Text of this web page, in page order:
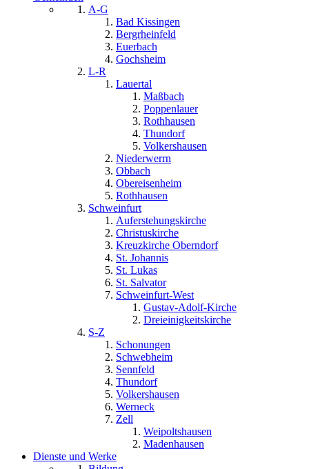
A-G
Bad Kissingen
Bergrheinfeld
Euerbach
Gochsheim
L-R
Lauertal
Maßbach
Poppenlauer
Rothhausen
Thundorf
Volkershausen
Niederwerrn
Obbach
Obereisenheim
Rothhausen
Schweinfurt
Auferstehungskirche
Christuskirche
Kreuzkirche Oberndorf
St. Johannis
St. Lukas
St. Salvator
Schweinfurt-West
Gustav-Adolf-Kirche
Dreieinigkeitskirche
S-Z
Schonungen
Schwebheim
Sennfeld
Thundorf
Volkershausen
Werneck
Zell
Weipoltshausen
Madenhausen
Dienste und Werke